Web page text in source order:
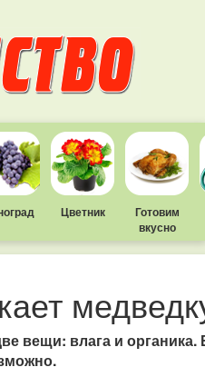
Цветник
Готовим
вкусно
вещи: влага и органика.